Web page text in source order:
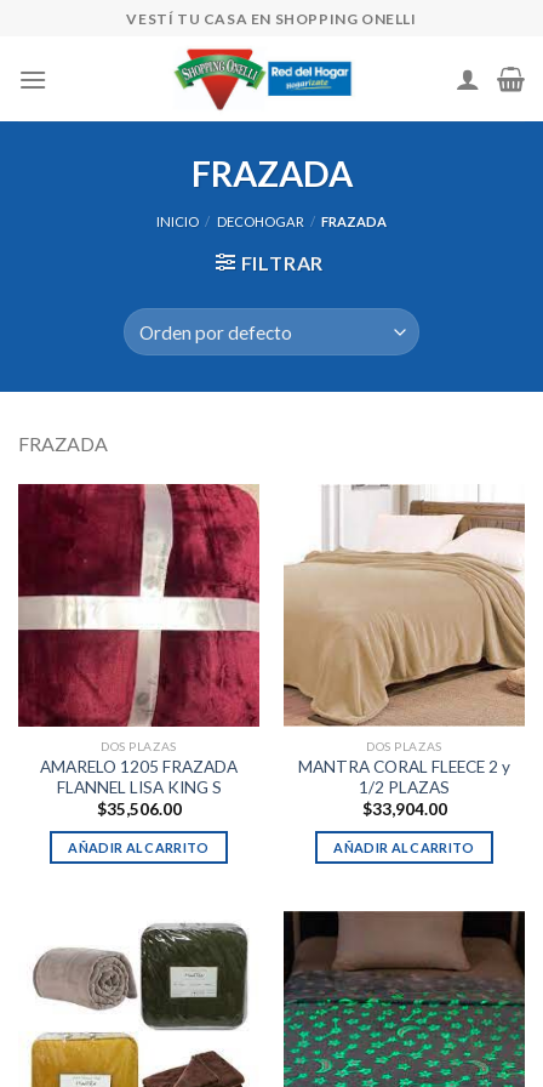
content
VESTÍ TU CASA EN SHOPPING ONELLI
FRAZADA
INICIO / DECOHOGAR / FRAZADA
FILTRAR
FRAZADA
DOS PLAZAS
AMARELO 1205 FRAZADA
FLANNEL LISA KING S
$35,506.00
AÑADIR AL CARRITO
DOS PLAZAS
MANTRA CORAL FLEECE 2 y
1/2 PLAZAS
$33,904.00
AÑADIR AL CARRITO